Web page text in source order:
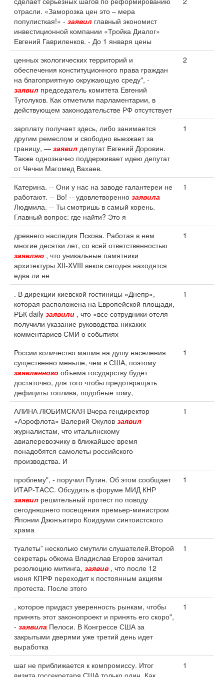
отрасли. «Заморозка цен это – мера
популисткая!» - заявил главный экономист
инвестиционной компании «Тройка Диалог»
Евгений Гавриленков. - До 1 января цены
ценных экологических территорий и
обеспечения конституционного права граждан
на благоприятную окружающую среду", -
заявил председатель комитета Евгений
Туголуков. Как отметили парламентарии, в
действующем законодательстве РФ отсутствует
2
зарплату получает здесь, либо занимается
другим ремеслом и свободно выезжает за
границу, — заявил депутат Евгений Доровин.
Также однозначно поддерживает идею депутат
от Чечни Магомед Вахаев.
1
Катерина. -- Они у нас на заводе галантереи не
работают. -- Во! -- удовлетворенно заявила
Людмила. -- Ты смотришь в самый корень.
Главный вопрос: где найти? Это я
1
древнего наследия Пскова. Работая в нем
многие десятки лет, со всей ответственностью
заявляю , что уникальные памятники
архитектуры XII-XVIII веков сегодня находятся
едва ли не
1
. В дирекции киевской гостиницы «Днепр»,
которая расположена на Европейской площади,
РБК daily заявили , что «все сотрудники отеля
получили указание руководства никаких
комментариев СМИ о событиях
1
России количество машин на душу населения
существенно меньше, чем в США, поэтому
заявленного объема государству будет
достаточно, для того чтобы предотвращать
дефициты топлива, подобные тому,
1
АЛИНА ЛЮБИМСКАЯ Вчера гендиректор
«Аэрофлота» Валерий Окулов заявил
журналистам, что итальянскому
авиаперевозчику в ближайшее время
понадобятся самолеты российского
производства. И
1
проблему", - поручил Путин. Об этом сообщает
ИТАР-ТАСС. Обсудить в форуме МИД КНР
заявил решительный протест по поводу
сегодняшнего посещения премьер-министром
Японии Дзюнъитиро Коидзуми синтоистского
храма
1
туалеты” несколько смутили слушателей.Второй
секретарь обкома Владислав Егоров зачитал
резолюцию митинга, заявив , что после 12
июня КПРФ переходит к постоянным акциям
протеста. После этого
1
, которое придаст уверенность рынкам, чтобы
принять этот законопроект и принять его скоро",
- заявила Пелоси. В Конгрессе США за
закрытыми дверями уже третий день идет
выработка
1
шаг не приближается к компромиссу. Итог
визита госсекретаря США только один. Как
1